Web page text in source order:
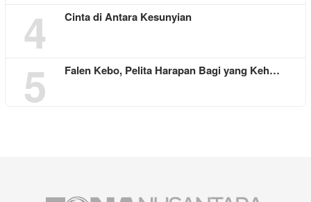
4 Cinta di Antara Kesunyian
5 Falen Kebo, Pelita Harapan Bagi yang Keh…